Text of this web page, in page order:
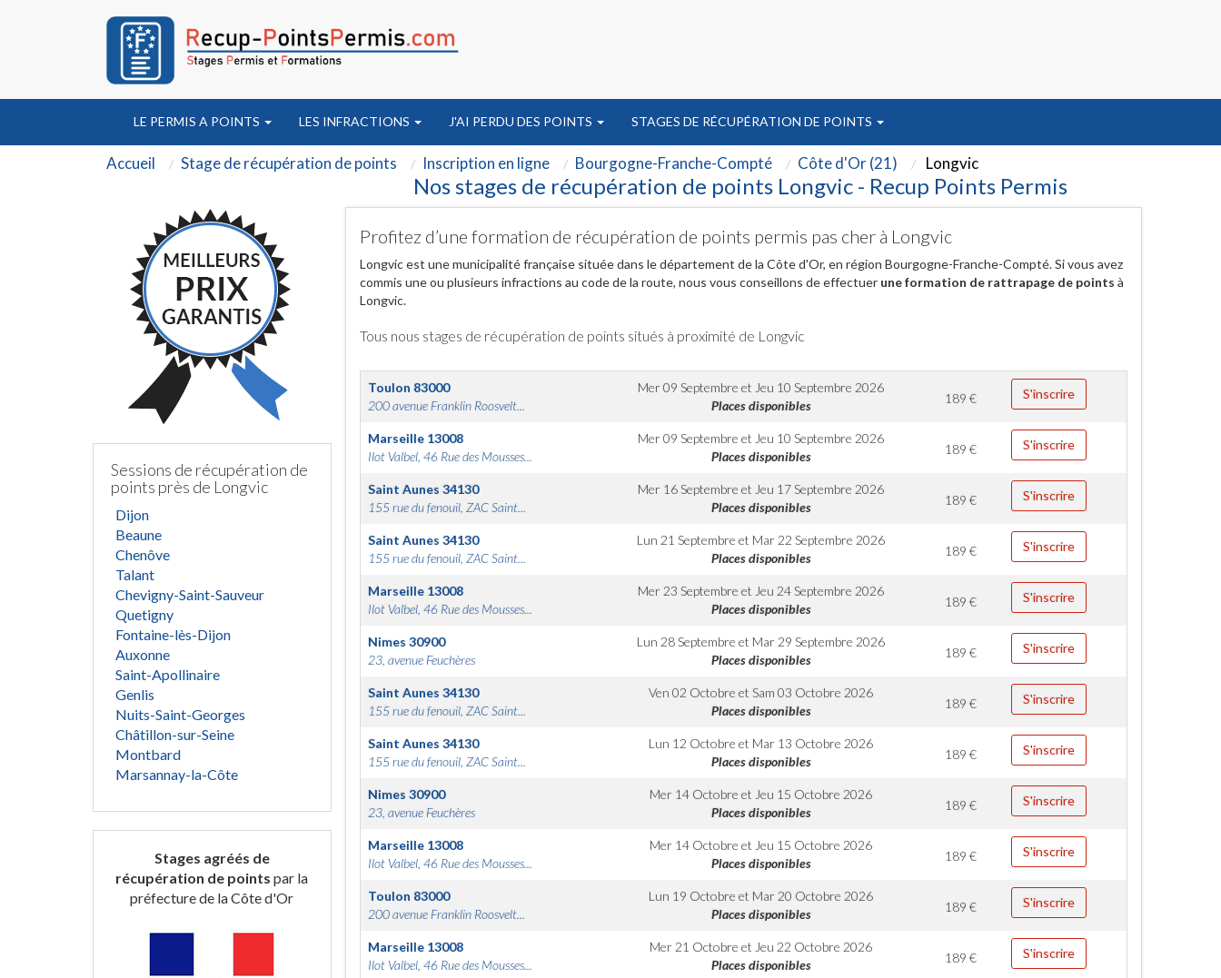
LE PERMIS A POINTS LES INFRACTIONS J'AI PERDU DES POINTS STAGES DE RÉCUPÉRATION DE POINTS
Accueil Stage de récupération de points Inscription en ligne Bourgogne-Franche-Compté Côte d'Or (21) Longvic
Nos stages de récupération de points Longvic - Recup Points Permis
Sessions de récupération de
points près de Longvic
Dijon
Beaune
Chenôve
Talant
Chevigny-Saint-Sauveur
Quetigny
Fontaine-lès-Dijon
Auxonne
Saint-Apollinaire
Genlis
Nuits-Saint-Georges
Châtillon-sur-Seine
Montbard
Marsannay-la-Côte
Stages agréés de
récupération de points par la
préfecture de la Côte d'Or
Profitez d’une formation de récupération de points permis pas cher à Longvic
Longvic est une municipalité française située dans le département de la Côte d'Or, en région Bourgogne-Franche-Compté. Si vous avez
commis une ou plusieurs infractions au code de la route, nous vous conseillons de effectuer une formation de rattrapage de points à
Longvic.
Tous nous stages de récupération de points situés à proximité de Longvic
Toulon 83000
200 avenue Franklin Roosvelt...
Mer 09 Septembre et Jeu 10 Septembre 2026
Places disponibles
189€ S'inscrire
Marseille 13008
Ilot Valbel, 46 Rue des Mousses...
Mer 09 Septembre et Jeu 10 Septembre 2026
Places disponibles
189€ S'inscrire
Saint Aunes 34130
155 rue du fenouil, ZAC Saint...
Mer 16 Septembre et Jeu 17 Septembre 2026
Places disponibles
189€ S'inscrire
Saint Aunes 34130
155 rue du fenouil, ZAC Saint...
Lun 21 Septembre et Mar 22 Septembre 2026
Places disponibles
189€ S'inscrire
Marseille 13008
Ilot Valbel, 46 Rue des Mousses...
Mer 23 Septembre et Jeu 24 Septembre 2026
Places disponibles
189€ S'inscrire
Nimes 30900
23, avenue Feuchères
Lun 28 Septembre et Mar 29 Septembre 2026
Places disponibles
189€ S'inscrire
Saint Aunes 34130
155 rue du fenouil, ZAC Saint...
Ven 02 Octobre etSam 03 Octobre 2026
Places disponibles
189€ S'inscrire
Saint Aunes 34130
155 rue du fenouil, ZAC Saint...
Lun 12 Octobre et Mar 13 Octobre 2026
Places disponibles
189€ S'inscrire
Nimes 30900
23, avenue Feuchères
Mer 14 Octobre et Jeu 15 Octobre 2026
Places disponibles
189€ S'inscrire
Marseille 13008
Ilot Valbel, 46 Rue des Mousses...
Mer 14 Octobre et Jeu 15 Octobre 2026
Places disponibles
189€ S'inscrire
Toulon 83000
200 avenue Franklin Roosvelt...
Lun 19 Octobre et Mar 20 Octobre 2026
Places disponibles
189€ S'inscrire
Marseille 13008
Ilot Valbel, 46 Rue des Mousses...
Mer 21 Octobre et Jeu 22 Octobre 2026
Places disponibles
189€ S'inscrire